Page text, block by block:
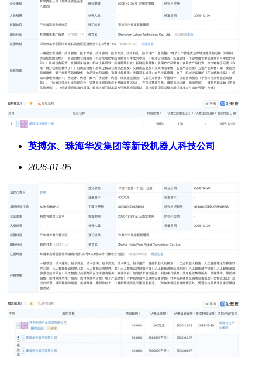
英搏尔、珠海华发集团等新设机器人科技公司
2026-01-05